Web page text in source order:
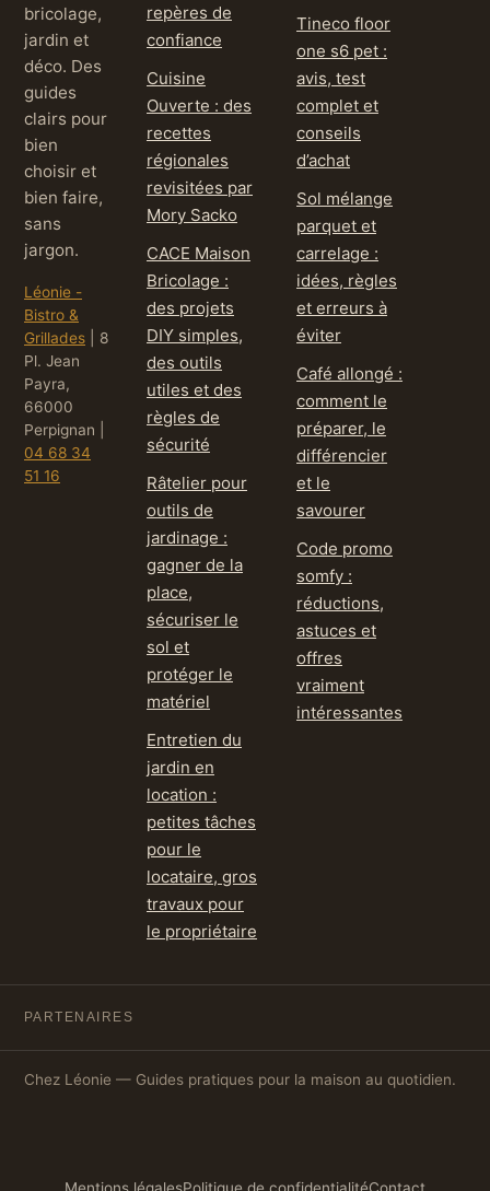
bricolage,
jardin et
déco. Des
guides
clairs pour
bien
choisir et
bien faire,
sans
jargon.
Léonie -
Bistro &
Grillades
8
Pl. Jean
Payra,
66000
Perpignan
04 68 34
51 16
repères de
confiance
Cuisine
Ouverte : des
recettes
régionales
revisitées par
Mory Sacko
CACE Maison
Bricolage :
des projets
DIY simples,
des outils
utiles et des
règles de
sécurité
Râtelier pour
outils de
jardinage :
gagner de la
place,
sécuriser le
sol et
protéger le
matériel
Entretien du
jardin en
location :
petites tâches
pour le
locataire, gros
travaux pour
le propriétaire
Tineco floor
one s6 pet :
avis, test
complet et
conseils
d’achat
Sol mélange
parquet et
carrelage :
idées, règles
et erreurs à
éviter
Café allongé :
comment le
préparer, le
différencier
et le
savourer
Code promo
somfy :
réductions,
astuces et
offres
vraiment
intéressantes
PARTENAIRES
Chez Léonie — Guides pratiques pour la maison au quotidien.
Mentions légalesPolitique de confidentialitéContact